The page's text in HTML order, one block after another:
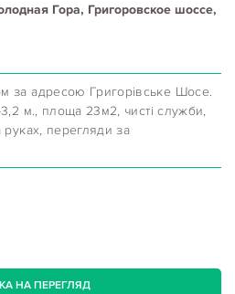
Гора, Григоровское шоссе,
за адресою Григорівське Шосе.
м., площа 23м2, чисті служби,
руках, перегляди за
НА ПЕРЕГЛЯД